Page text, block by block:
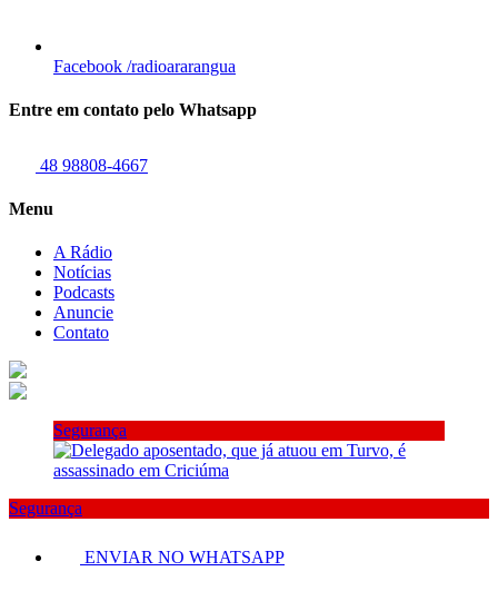
Facebook /radioararangua
Entre em contato pelo Whatsapp
48 98808-4667
Menu
A Rádio
Notícias
Podcasts
Anuncie
Contato
Segurança
Segurança
ENVIAR NO WHATSAPP